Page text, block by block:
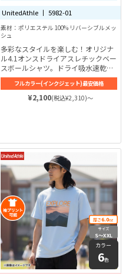
UnitedAthle 丨 5982-01
素材：ポリエステル 100% リバーシブルメッ
シュ
多彩なスタイルを楽しむ！オリジナ
ル4.1オンスドライアスレチックベー
スボールシャツ。ドライ吸水速乾機
能はもちろん、UVケアといった優れ
た特徴を持ち合わせています。チー
ムウェアやイベントアイテムとして
も最適な1枚です！
フルカラー(インクジェット)最安価格
¥2,100(税込¥2,310)～
厚さ6.0oz
サイズ
S〜XXL
カラー
6色